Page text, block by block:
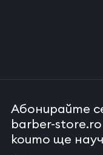
Абонирайте
barber-
които ще